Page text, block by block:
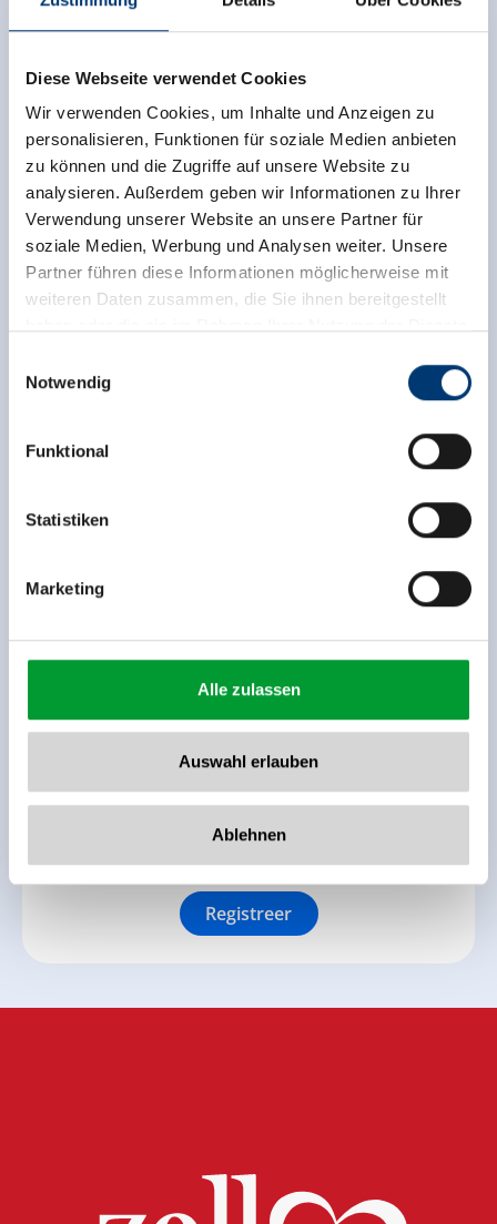
Diese Webseite verwendet Cookies
Wir verwenden Cookies, um Inhalte und Anzeigen zu
personalisieren, Funktionen für soziale Medien anbieten
zu können und die Zugriffe auf unsere Website zu
analysieren. Außerdem geben wir Informationen zu Ihrer
Verwendung unserer Website an unsere Partner für
soziale Medien, Werbung und Analysen weiter. Unsere
Partner führen diese Informationen möglicherweise mit
weiteren Daten zusammen, die Sie ihnen bereitgestellt
Rohr 23// A-6280 Zell am Ziller
www.zillertalarena.com
Notwendig
Funktional
Statistiken
Marketing
Alle zulassen
Auswahl erlauben
Ablehnen
Homepage
Meld u nu aan voor de nieuwsbrief!
Registreer